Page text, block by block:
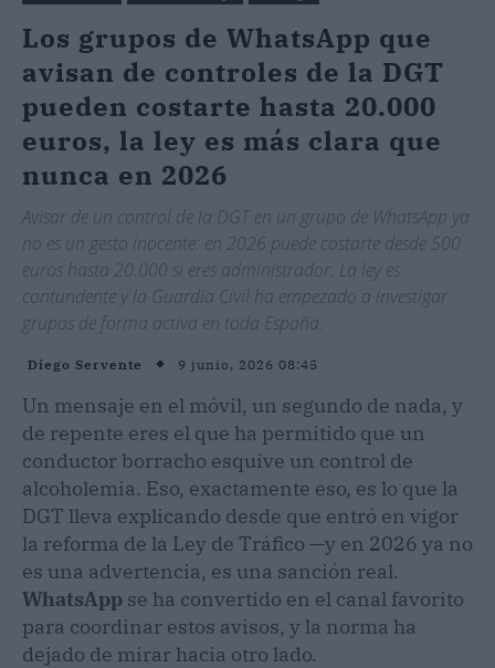
Los grupos de WhatsApp que
avisan de controles de la DGT
pueden costarte hasta 20.000
euros, la ley es más clara que
nunca en 2026
Avisar de un control de la DGT en un grupo de WhatsApp ya
no es un gesto inocente: en 2026 puede costarte desde 500
euros hasta 20.000 si eres administrador. La ley es
contundente y la Guardia Civil ha empezado a investigar
grupos de forma activa en toda España.
Diego Servente 9 junio, 2026 08:45
Un mensaje en el móvil, un segundo de nada, y
de repente eres el que ha permitido que un
conductor borracho esquive un control de
alcoholemia. Eso, exactamente eso, es lo que la
DGT lleva explicando desde que entró en vigor
la reforma de la Ley de Tráfico —y en 2026 ya no
es una advertencia, es una sanción real.
WhatsApp se ha convertido en el canal favorito
para coordinar estos avisos, y la norma ha
dejado de mirar hacia otro lado.